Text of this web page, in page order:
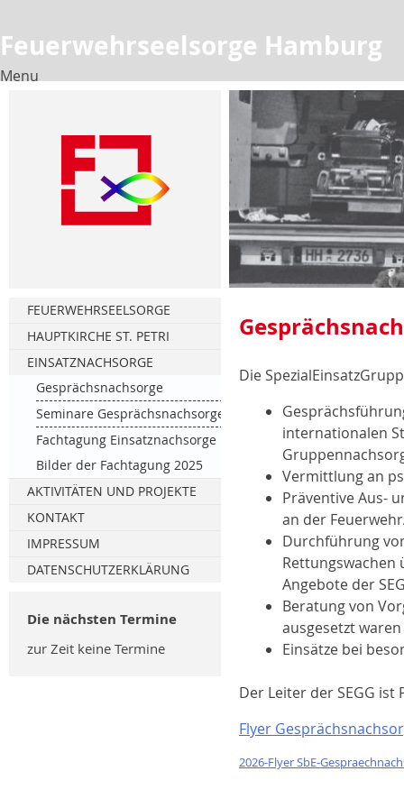
Feuerwehrseelsorge Hamburg
Menu
FEUERWEHRSEELSORGE
HAUPTKIRCHE ST. PETRI
Florianstag
Türmerstube
Was macht ein Smart im Turm?
Adventsfeier der Pensionäre
Gottesdienste
EINSATZNACHSORGE
Gesprächsnachsorge
Seminare Gesprächsnachsorge
Fachtagung Einsatznachsorge
Bilder der Fachtagung 2025
AKTIVITÄTEN UND PROJEKTE
ARTaktiv
Soziale Ansprechpartner (SAP)
Pilgern auf dem Jakobsweg
Bauhüttenschiff „Fried“
Bildhauerworkshop
KONTAKT
Material
IMPRESSUM
DATENSCHUTZERKLÄRUNG
Die nächsten Termine
zur Zeit keine Termine
Die
internationalen
Vermittlung an
Präventive Aus-
an der
Durchführung
Rettungswachen
Angebote der
Beratung von
ausgesetzt waren
Einsätze bei
Der Leiter der SEGG ist
Flyer
2026-Flyer SbE-